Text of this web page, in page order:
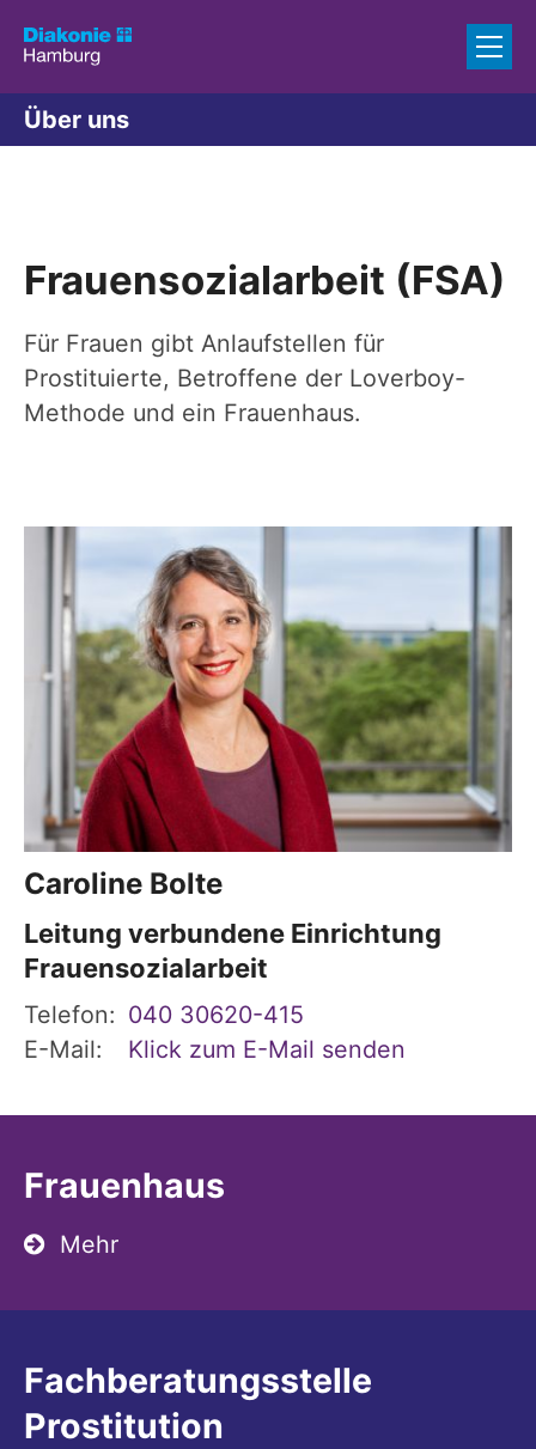
Über uns
Frauensozialarbeit (FSA)
Für Frauen gibt Anlaufstellen für
Prostituierte, Betroffene der Loverboy-
Methode und ein Frauenhaus.
Caroline Bolte
Leitung verbundene Einrichtung
Frauensozialarbeit
Telefon: 040 30620-415
E-Mail:
Klick zum E-Mail senden
Frauenhaus
Mehr
Fachberatungsstelle
Prostitution